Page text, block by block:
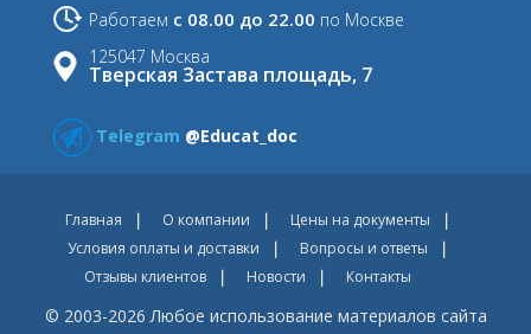
Работаем с 08.00 до 22.00 по Москве
125047 Москва
Тверская Застава площадь, 7
Telegram @Educat_doc
Главная О компании
Цены на документы
Условия оплаты и доставки
Вопросы и ответы
Отзывы клиентов
Новости Контакты
© 2003-2026 Любое использование материалов сайта